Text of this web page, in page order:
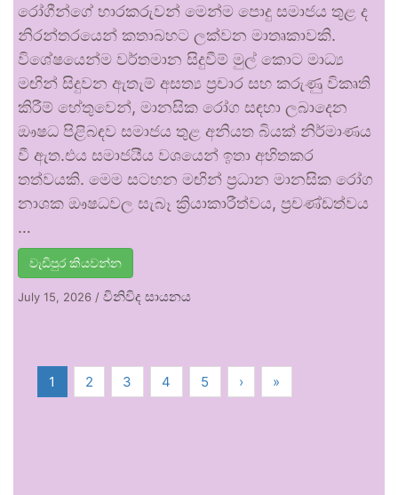
රෝගීන්ගේ භාරකරුවන් මෙන්ම පොදු සමාජය තුළ ද
නිරන්තරයෙන් කතාබහට ලක්වන මාතෘකාවකි.
විශේෂයෙන්ම වර්තමාන සිදුවීම් මුල් කොට මාධ්‍ය
මඟින් සිදුවන ඇතැම් අසත්‍ය ප්‍රචාර සහ කරුණු විකෘති
කිරීම් හේතුවෙන්, මානසික රෝග සඳහා ලබාදෙන
ඖෂධ පිළිබඳව සමාජය තුළ අනියත බියක් නිර්මාණය
වී ඇත.එය සමාජයීය වශයෙන් ඉතා අහිතකර
තත්වයකි. මෙම සටහන මඟින් ප්‍රධාන මානසික රෝග
නාශක ඖෂධවල සැබෑ ක්‍රියාකාරීත්වය, ප්‍රචණ්ඩත්වය
…
වැඩිපුර කියවන්න
July 15, 2026 / විනිවිද සායනය
1 2 3 4 5 › »